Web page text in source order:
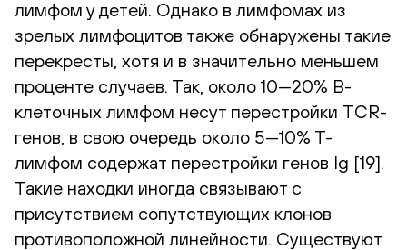
лимфом у детей. Однако в лимфомах из
зрелых лимфоцитов также обнаружены такие
перекресты, хотя и в значительно меньшем
проценте случаев. Так, около 10—20% B-
клеточных лимфом несут перестройки TCR-
генов, в свою очередь около 5—10% Т-
лимфом содержат перестройки генов Ig [19].
Такие находки иногда связывают с
присутствием сопутствующих клонов
противоположной линейности. Существуют